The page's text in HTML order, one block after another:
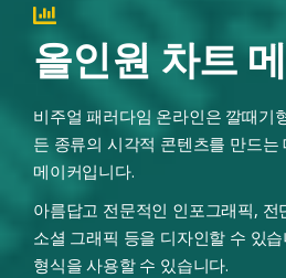
올인원 차트
비주얼 패러다임 온라인은 깔때기
든 종류의 시각적 콘텐츠를 만드는
메이커입니다.
아름답고 전문적인 인포그래픽, 전
소셜 그래픽 등을 디자인할 수 있
형식을 사용할 수 있습니다.